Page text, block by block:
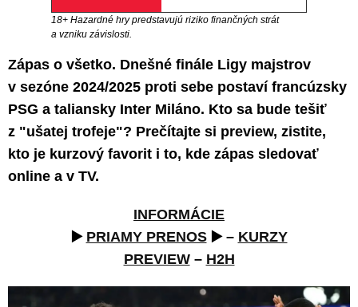
18+ Hazardné hry predstavujú riziko finančných strát
a vzniku závislosti.
Zápas o všetko. Dnešné finále Ligy majstrov
v sezóne 2024/2025 proti sebe postaví francúzsky
PSG a taliansky Inter Miláno. Kto sa bude tešiť
z "ušatej trofeje"? Prečítajte si preview, zistite,
kto je kurzový favorit i to, kde zápas sledovať
online a v TV.
INFORMÁCIE
▶️ PRIAMY PRENOS▶️ – KURZY
PREVIEW – H2H